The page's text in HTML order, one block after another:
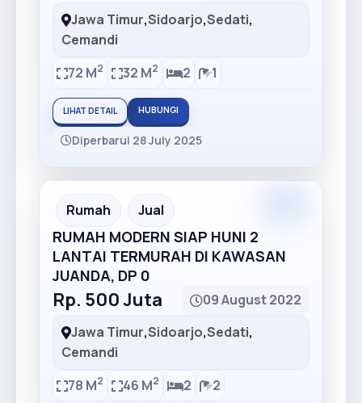
Jawa Timur,Sidoarjo,Sedati,
Cemandi
72 M2 32 M2 2 1
LIHAT DETAIL HUBUNGI
Diperbarui 28 July 2025
Recommended
Rumah Jual
RUMAH MODERN SIAP HUNI 2
LANTAI TERMURAH DI KAWASAN
JUANDA, DP 0
Rp. 500 Juta
09 August 2022
Jawa Timur,Sidoarjo,Sedati,
Cemandi
78 M2 46 M2 2 2